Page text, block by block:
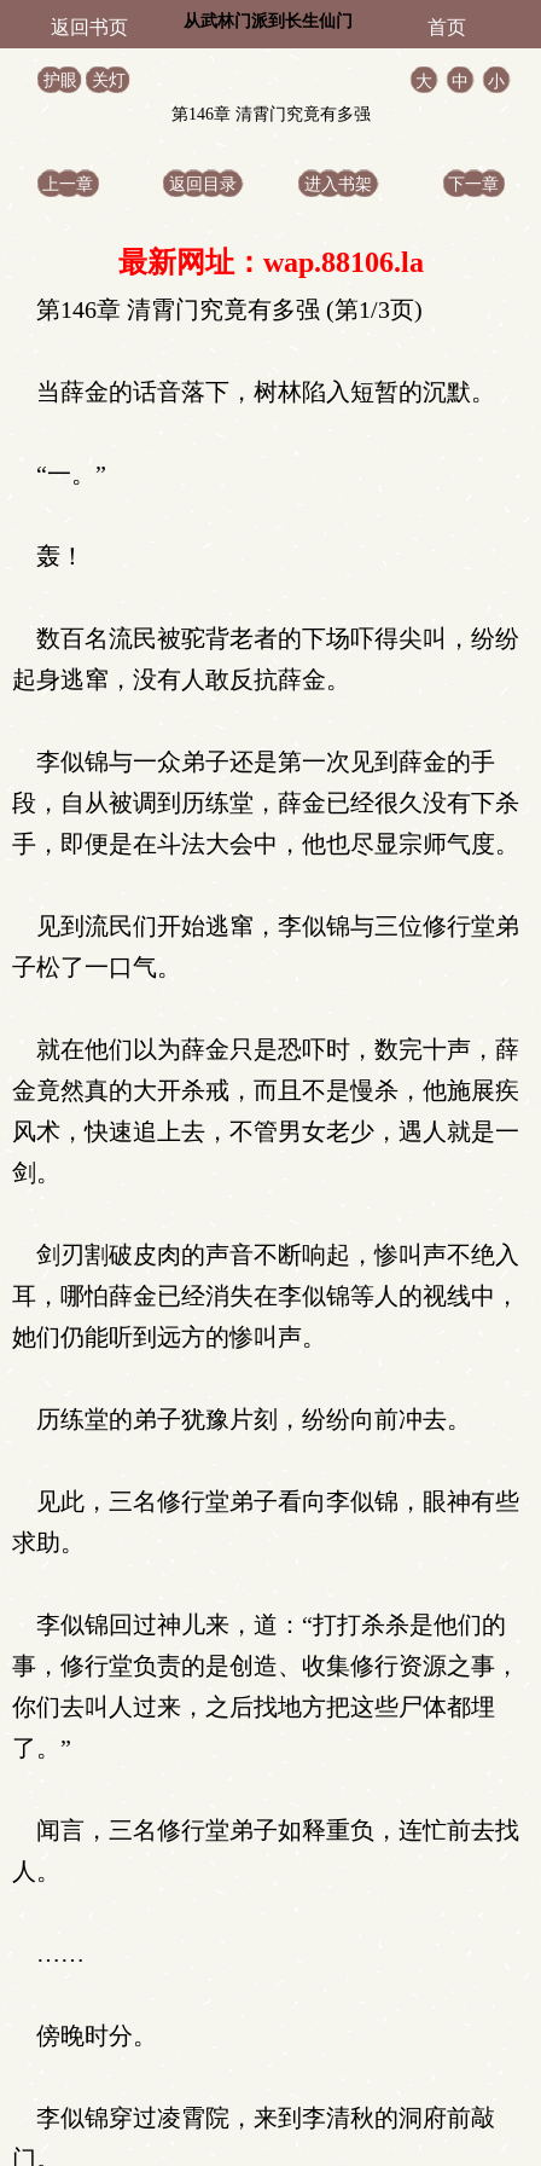
返回书页 从武林门派到长生仙门 首页
护眼 关灯 大 中
小
第146章 清霄门究竟有多强
上一章 返回目录 进入书架 下一章
最新网址：wap.88106.la
第146章 清霄门究竟有多强 (第1/3页)
当薛金的话音落下，树林陷入短暂的沉默。
“一。”
轰！
数百名流民被驼背老者的下场吓得尖叫，纷纷
起身逃窜，没有人敢反抗薛金。
李似锦与一众弟子还是第一次见到薛金的手
段，自从被调到历练堂，薛金已经很久没有下杀
手，即便是在斗法大会中，他也尽显宗师气度。
见到流民们开始逃窜，李似锦与三位修行堂弟
子松了一口气。
就在他们以为薛金只是恐吓时，数完十声，薛
金竟然真的大开杀戒，而且不是慢杀，他施展疾
风术，快速追上去，不管男女老少，遇人就是一
剑。
剑刃割破皮肉的声音不断响起，惨叫声不绝入
耳，哪怕薛金已经消失在李似锦等人的视线中，
她们仍能听到远方的惨叫声。
历练堂的弟子犹豫片刻，纷纷向前冲去。
见此，三名修行堂弟子看向李似锦，眼神有些
求助。
李似锦回过神儿来，道：“打打杀杀是他们的
事，修行堂负责的是创造、收集修行资源之事，
你们去叫人过来，之后找地方把这些尸体都埋
了。”
闻言，三名修行堂弟子如释重负，连忙前去找
人。
……
傍晚时分。
李似锦穿过凌霄院，来到李清秋的洞府前敲
门。